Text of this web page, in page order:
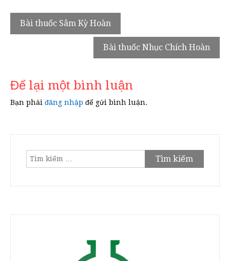
Điều
hướng
Bài thuốc Sâm Kỳ Hoàn
Bài thuốc Nhục Chích Hoàn
Để lại một bình luận
Bạn phải đăng nhập để gửi bình luận.
Tìm
kiếm